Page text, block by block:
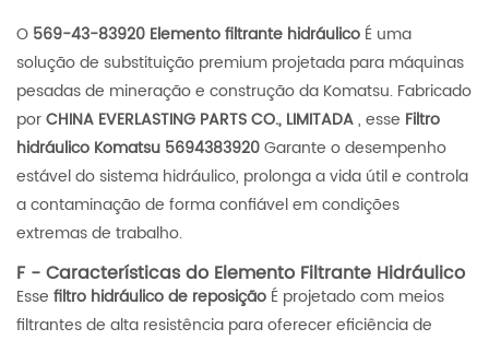
O 569-43-83920 Elemento filtrante hidráulico É uma
solução de substituição premium projetada para máquinas
pesadas de mineração e construção da Komatsu. Fabricado
porCHINA EVERLASTING PARTS CO., LIMITADA, esse Filtro
hidráulico Komatsu 5694383920Garante o desempenho
estável do sistema hidráulico, prolonga a vida útil e controla
a contaminação de forma confiável em condições
extremas de trabalho.
F - Características do Elemento Filtrante Hidráulico
Esse filtro hidráulico de reposição É projetado com meios
filtrantes de alta resistência para oferecer eficiência de